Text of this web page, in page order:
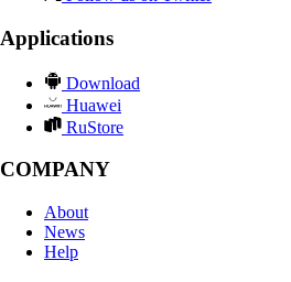
Applications
Download
Huawei
RuStore
COMPANY
About
News
Help